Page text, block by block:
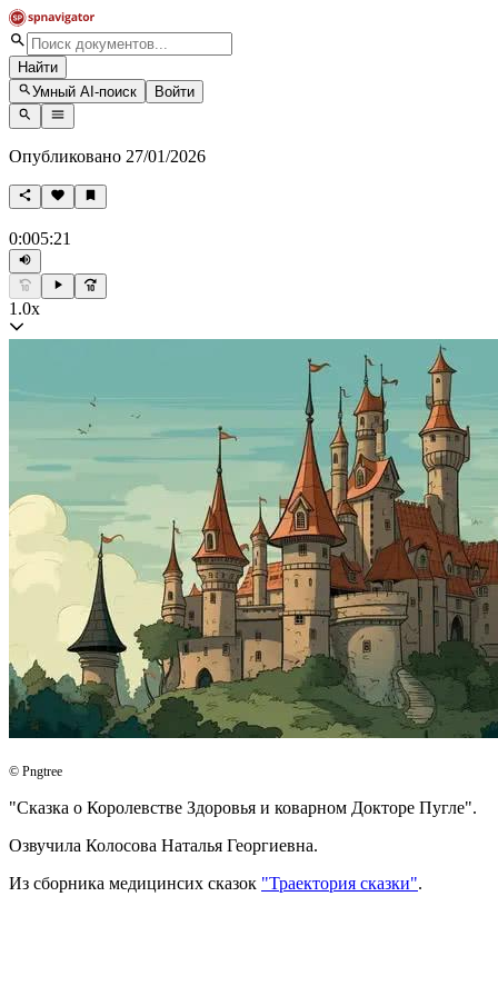
Найти
Умный AI-поиск
Войти
Опубликовано 27/01/2026
0:005:21
1.0x
© Pngtree
"Сказка о Королевстве Здоровья и коварном Докторе Пугле".
Озвучила Колосова Наталья Георгиевна.
Из сборника медицинсих сказок "Траектория сказки".